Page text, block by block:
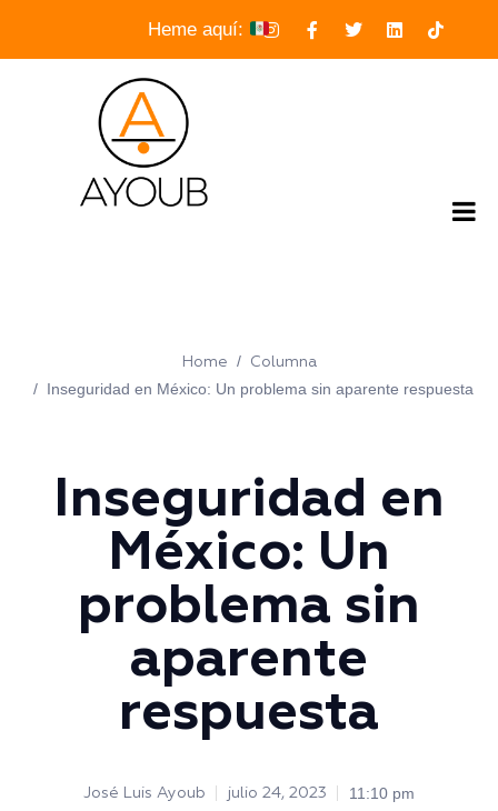
Heme aquí:
Home Columna
Inseguridad en México: Un problema sin aparente respuesta
Inseguridad en
México: Un
problema sin
aparente
respuesta
José Luis Ayoub julio 24, 2023 11:10 pm